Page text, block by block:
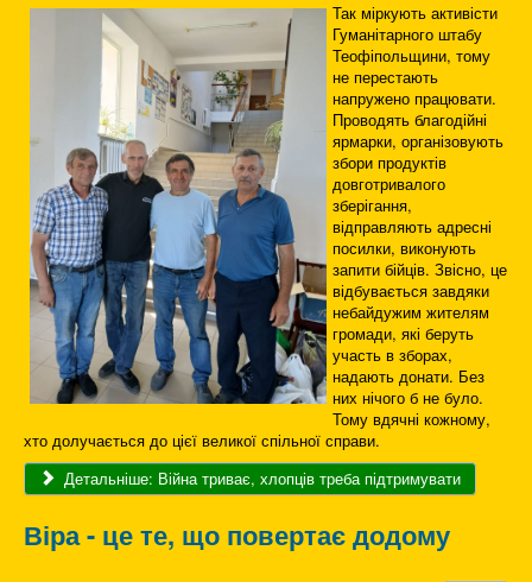
Так міркують активісти
Гуманітарного штабу
Теофіпольщини, тому
не перестають
напружено працювати.
Проводять благодійні
ярмарки, організовують
збори продуктів
довготривалого
зберігання,
відправляють адресні
посилки, виконують
запити бійців. Звісно, це
відбувається завдяки
небайдужим жителям
громади, які беруть
участь в зборах,
надають донати. Без
них нічого б не було.
Тому вдячні кожному,
хто долучається до цієї великої спільної справи.
Детальніше: Війна триває, хлопців треба підтримувати
Віра - це те, що повертає додому